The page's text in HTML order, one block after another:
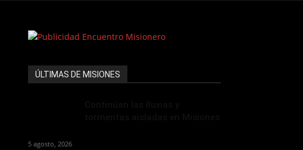
ÚLTIMAS DE MISIONES
5 agosto, 2026